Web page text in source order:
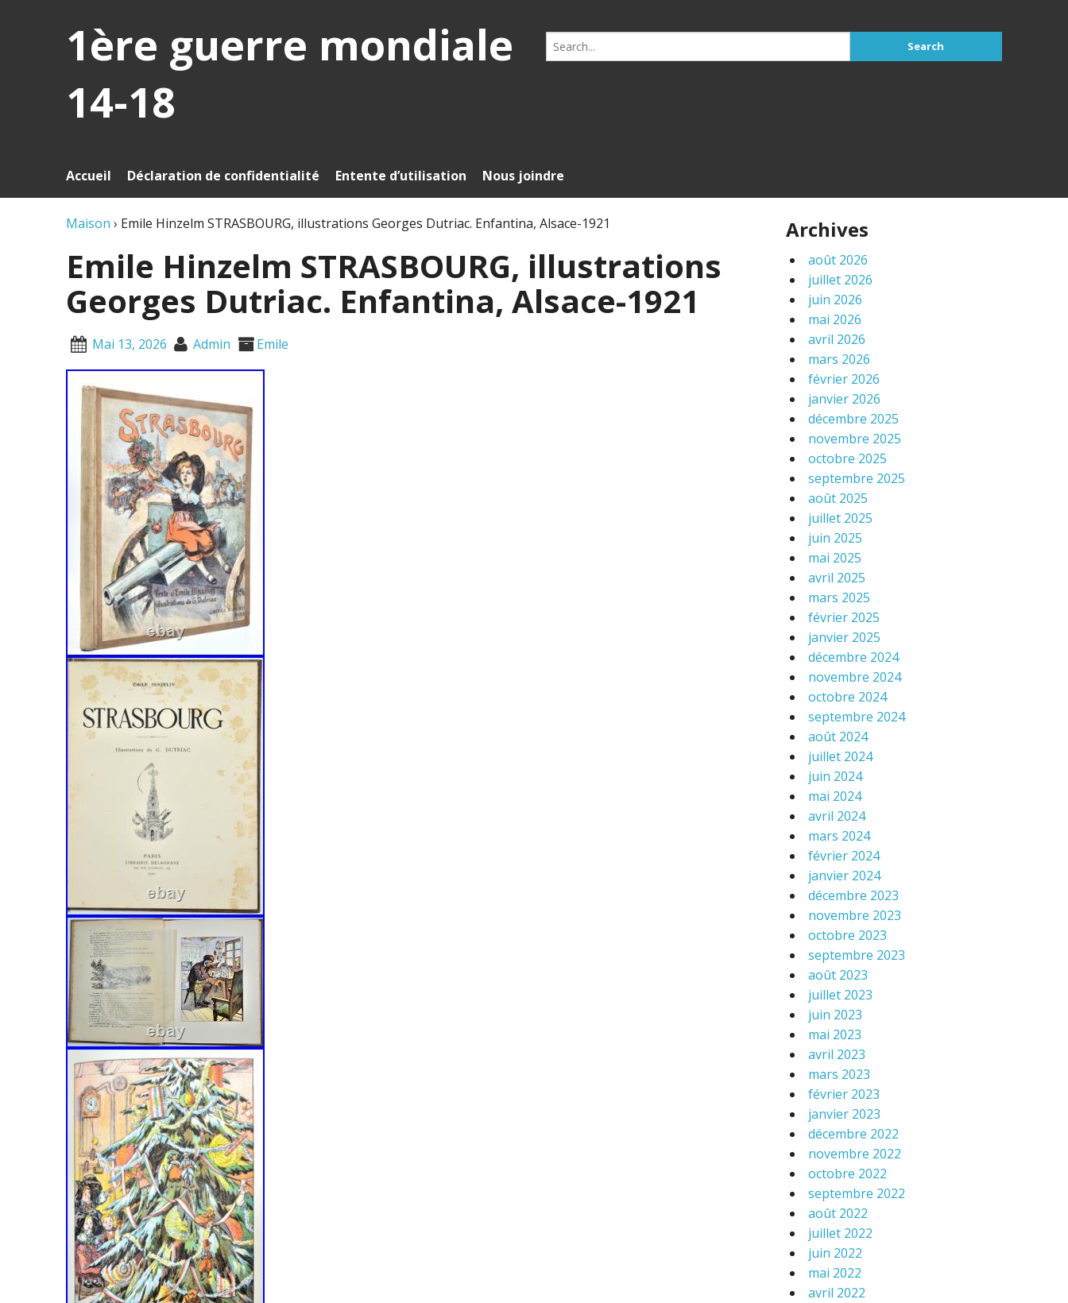
1ère guerre mondiale
14-18
Search
for:
Accueil Déclaration de confidentialité Entente d’utilisation Nous joindre
Maison › Emile Hinzelm STRASBOURG, illustrations Georges Dutriac. Enfantina, Alsace-1921
Emile Hinzelm STRASBOURG, illustrations
Georges Dutriac. Enfantina, Alsace-1921
Mai 13, 2026 Admin Emile
Archives
août 2026
juillet 2026
juin 2026
mai 2026
avril 2026
mars 2026
février 2026
janvier 2026
décembre 2025
novembre 2025
octobre 2025
septembre 2025
août 2025
juillet 2025
juin 2025
mai 2025
avril 2025
mars 2025
février 2025
janvier 2025
décembre 2024
novembre 2024
octobre 2024
septembre 2024
août 2024
juillet 2024
juin 2024
mai 2024
avril 2024
mars 2024
février 2024
janvier 2024
décembre 2023
novembre 2023
octobre 2023
septembre 2023
août 2023
juillet 2023
juin 2023
mai 2023
avril 2023
mars 2023
février 2023
janvier 2023
décembre 2022
novembre 2022
octobre 2022
septembre 2022
août 2022
juillet 2022
juin 2022
mai 2022
avril 2022